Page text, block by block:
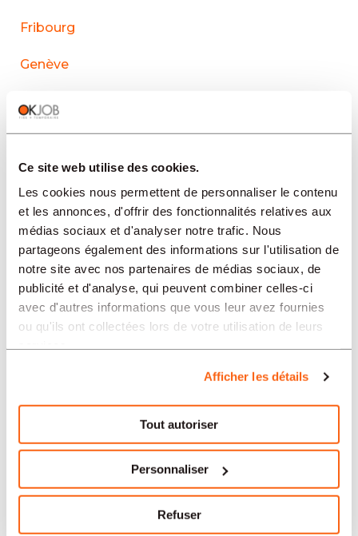
Ce site web utilise des cookies.
Les cookies nous permettent de personnaliser le contenu
et les annonces, d'offrir des fonctionnalités relatives aux
médias sociaux et d'analyser notre trafic. Nous
partageons également des informations sur l'utilisation de
notre site avec nos partenaires de médias sociaux, de
publicité et d'analyse, qui peuvent combiner celles-ci
avec d'autres informations que vous leur avez fournies
ou qu'ils ont collectées lors de votre utilisation de leurs
Afficher les détails
Tout autoriser
Personnaliser
Refuser
Fribourg
Genève
La Chaux-de-Fonds
Lausanne
Le Sentier
Neuchâtel
Soleure
Yverdon-les-Bains
Aarau
Nos offres d’emploi en Suisse
par secteur
Administration et secrétariat
Horlogerie